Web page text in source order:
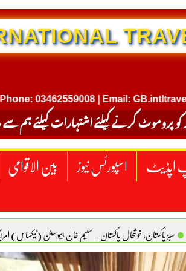
TRAVEL
| Email:
کو پروموٹ کرنے کیلئے اشتہارات کیلئے ہم
اپڈیٹ اسپورٹس نیوز بین الاقوامی
سبز پاکستان، خوشحال پاکستان . سلیم خان ہیوسٹن (ٹیکساس)
کی اصل پہچان. یاسر دانیال صابری